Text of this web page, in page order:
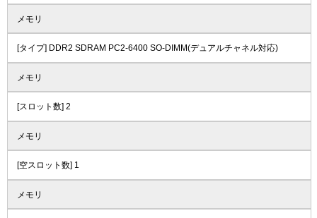
メモリ
[タイプ] DDR2 SDRAM PC2-6400 SO-DIMM(デュアルチャネル対応)
メモリ
[スロット数] 2
メモリ
[空スロット数] 1
メモリ